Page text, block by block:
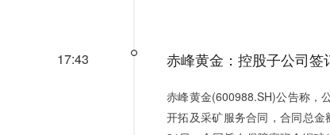
17:43 赤峰黄金：控股子公司
赤峰黄金(600988.SH)公告称，
开拓及采矿服务合同，合同总